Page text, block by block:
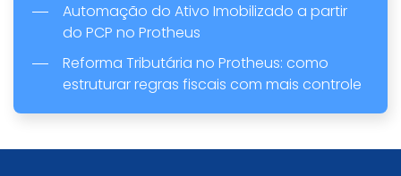
Automação do Ativo Imobilizado a partir
do PCP no Protheus
Reforma Tributária no Protheus: como
estruturar regras fiscais com mais controle